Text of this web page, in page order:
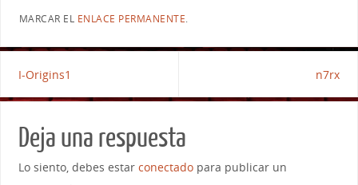
MARCAR EL ENLACE PERMANENTE.
I-Origins1 n7rx
Deja una respuesta
Lo siento, debes estar conectadopara publicar un